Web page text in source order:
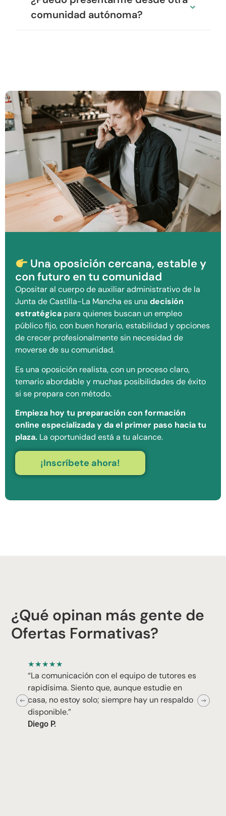
comunidad autónoma?
Una oposición cercana, estable y
con futuro en tu comunidad
Opositar al cuerpo de auxiliar administrativo de la
Junta de Castilla-La Mancha es una decisión
estratégica para quienes buscan un empleo
público fijo, con buen horario, estabilidad y opciones
de crecer profesionalmente sin necesidad de
moverse de su comunidad.
Es una oposición realista, con un proceso claro,
temario abordable y muchas posibilidades de éxito
si se prepara con método.
Empieza hoy tu preparación con formación
online especializada y da el primer paso hacia tu
plaza. La oportunidad está a tu alcance.
¡Inscríbete ahora!
¿Qué opinan más gente de
Ofertas Formativas?
★★★★★
“La comunicación con el equipo de tutores es
rapidísima. Siento que, aunque estudie en
casa, no estoy solo; siempre hay un respaldo
disponible.”
Diego P.